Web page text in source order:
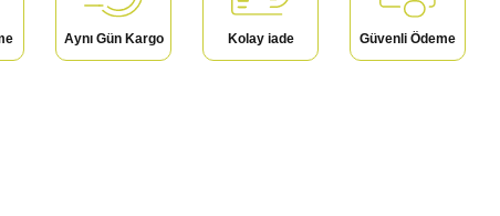
Aynı Gün Kargo Kolay iade Güvenli Ödeme